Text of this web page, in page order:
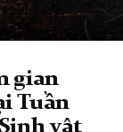
gian
Tuần
vật